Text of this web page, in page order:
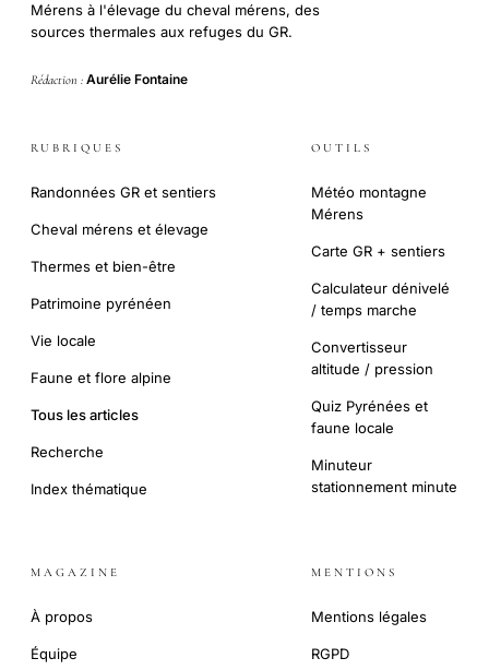
Mérens à l'élevage du cheval mérens, des
sources thermales aux refuges du GR.
Rédaction : Aurélie Fontaine
RUBRIQUES
Randonnées GR et sentiers
Cheval mérens et élevage
Thermes et bien-être
Patrimoine pyrénéen
Vie locale
Faune et flore alpine
Tous les articles
Recherche
Index thématique
OUTILS
Météo montagne
Mérens
Carte GR + sentiers
Calculateur dénivelé
/ temps marche
Convertisseur
altitude / pression
Quiz Pyrénées et
faune locale
Minuteur
stationnement minute
MAGAZINE
À propos
Équipe
MENTIONS
Mentions légales
RGPD